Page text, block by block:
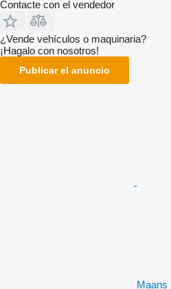
Contacte con el vendedor
¿Vende vehículos o maquinaria?
¡Hagalo con nosotros!
Publicar el anuncio
Maans